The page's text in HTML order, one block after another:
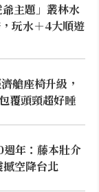
爺主題」叢林水
玩水＋4大順遊
艙座椅升級，
覆頭頸超好睡
年：藤本壯介
空降台北